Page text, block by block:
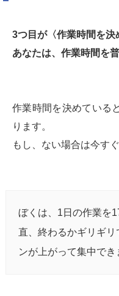
3つ目が〈作業時間を決
あなたは、作業時間を
作業時間を決めている
ります。
もし、ない場合は今す
ぼくは、1日の作業を
直、終わるかギリギ
ンが上がって集中でき